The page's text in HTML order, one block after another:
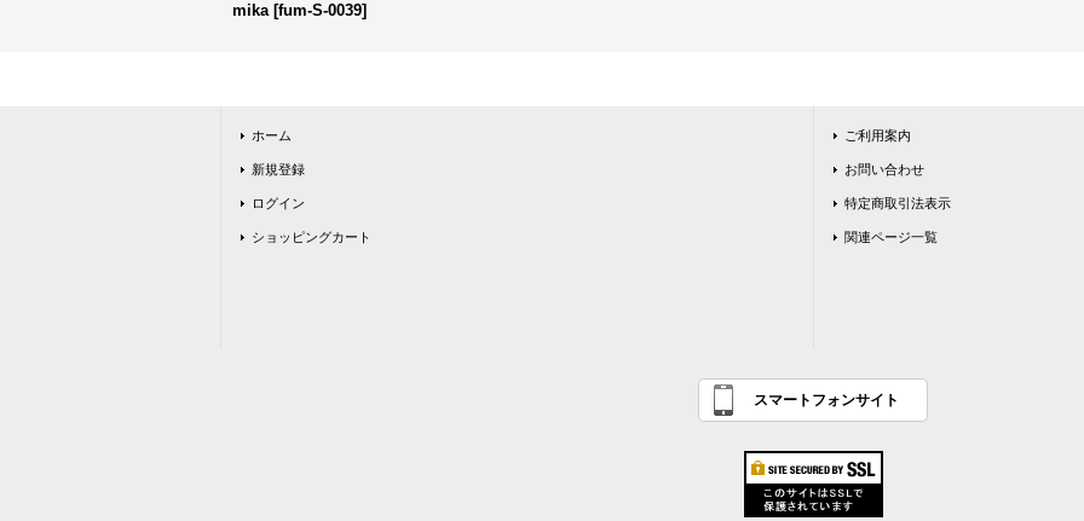
mika [fum-S-0039]
ホーム
新規登録
ログイン
ショッピングカート
ご利用案内
お問い合わせ
特定商取引法表示
関連ページ一覧
スマートフォンサイト